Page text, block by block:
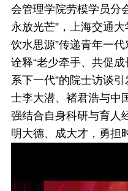
会管理学院劳模学员分
永放光芒”，上海交通
饮水思源”传递青年一
诠释“老少牵手、共促
系下一代”的院士访谈
士李大潜、褚君浩与中
强结合自身科研与育人
明大德、成大才，勇担